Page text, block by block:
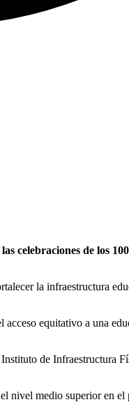
celebraciones de los
la infraestructura
equitativo a una
de Infraestructura
medio superior en